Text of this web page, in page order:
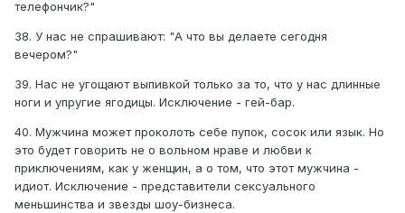
телефончик?"
38. У нас не спрашивают: "А что вы делаете сегодня
вечером?"
39. Нас не угощают выпивкой только за то, что у нас длинные
ноги и упругие ягодицы. Исключение - гей-бар.
40. Мужчина может проколоть себе пупок, сосок или язык. Но
это будет говорить не о вольном нраве и любви к
приключениям, как у женщин, а о том, что этот мужчина -
идиот. Исключение - представители сексуального
меньшинства и звезды шоу-бизнеса.